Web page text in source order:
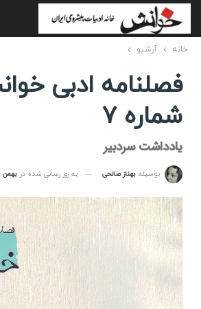
خانه آرشیو
فصلنامه ادبی
شماره ۷
یادداشت سردبیر
بوسیله بهناز صالحی به روز رسانی شده در بهمن ۴, ۱۴۰۱